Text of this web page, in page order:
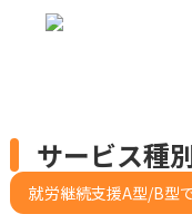
サービス種
就労継続支援A型/B型